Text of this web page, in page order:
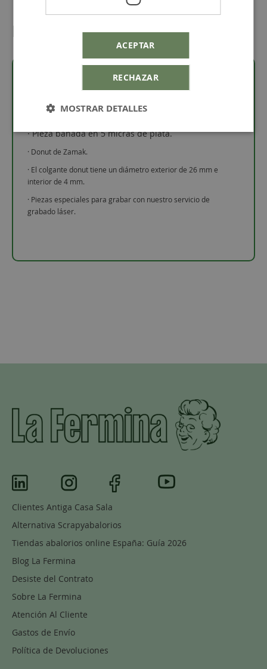
Detalles
Descripción
· Pieza bañada en 5 micras de plata.
· Donut de Zamak.
· El colgante donut tiene un diámetro exterior de 26 mm e
interior de 4 mm.
· Piezas especiales para grabar con nuestro servicio de
grabado láser.
Clientes Antiga Casa Sala
Alternativa Scrapyabalorios
Tiendas abalorios online España: Guía 2026
Blog La Fermina
Desiste del Contrato
Sobre La Fermina
Atención Al Cliente
Gastos de Envío
Política de Devoluciones
ACEPTAR
RECHAZAR
MOSTRAR DETALLES